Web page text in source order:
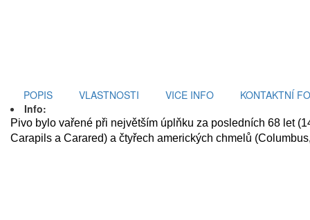
POPIS
VLASTNOSTI VICE INFO
KONTAKTNÍ
Info:
Pivo bylo vařené při největším úplňku za posledních 68 let
Carapils a Carared) a čtyřech amerických chmelů